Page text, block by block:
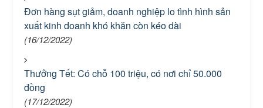
Đơn hàng sụt giảm, doanh nghiệp lo tình hình sản
xuất kinh doanh khó khăn còn kéo dài
(16/12/2022)
Thưởng Tết: Có chỗ 100 triệu, có nơi chỉ 50.000
đồng
(17/12/2022)